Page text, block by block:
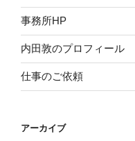
事務所HP
内田敦のプロフィール
仕事のご依頼
アーカイブ